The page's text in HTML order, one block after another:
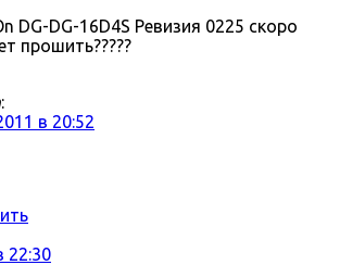
DG-DG-16D4S Ревизия 0225 скоро
прошить?????
:
в 20:52
22:30